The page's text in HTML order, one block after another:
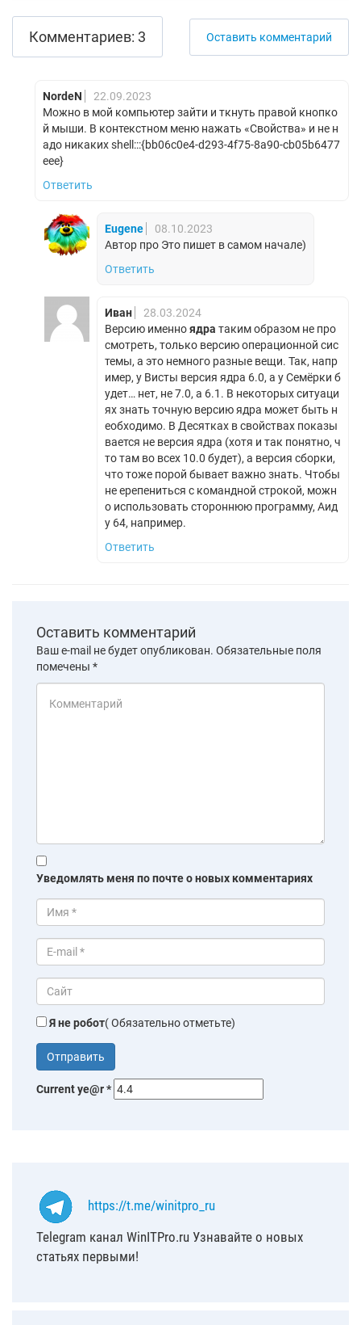
Комментариев: 3 Оставить комментарий
NordeN
22.09.2023
Можно в мой компьютер зайти и ткнуть правой кнопко
й мыши. В контекстном меню нажать «Свойства» и не н
адо никаких shell:::{bb06c0e4-d293-4f75-8a90-cb05b6477
eee}
Ответить
Eugene
08.10.2023
Автор про Это пишет в самом начале)
Ответить
Иван
28.03.2024
Версию именноядра таким образом не про
смотреть, только версию операционной сис
темы, а это немного разные вещи. Так, напр
имер, у Висты версия ядра 6.0, а у Семёрки б
удет… нет, не 7.0, а 6.1. В некоторых ситуаци
ях знать точную версию ядра может быть н
еобходимо. В Десятках в свойствах показы
вается не версия ядра (хотя и так понятно, ч
то там во всех 10.0 будет), а версия сборки,
что тоже порой бывает важно знать. Чтобы
не ерепениться с командной строкой, можн
о использовать стороннюю программу, Аид
у 64, например.
Ответить
Оставить комментарий
Ваш e-mail не будет опубликован. Обязательные поля
помечены *
Уведомлять меня по почте о новых комментариях
Я не робот( Обязательно отметьте)
Current ye@r*
https://t.me/winitpro_ru
Telegram канал WinITPro.ru Узнавайте о новых
статьях первыми!